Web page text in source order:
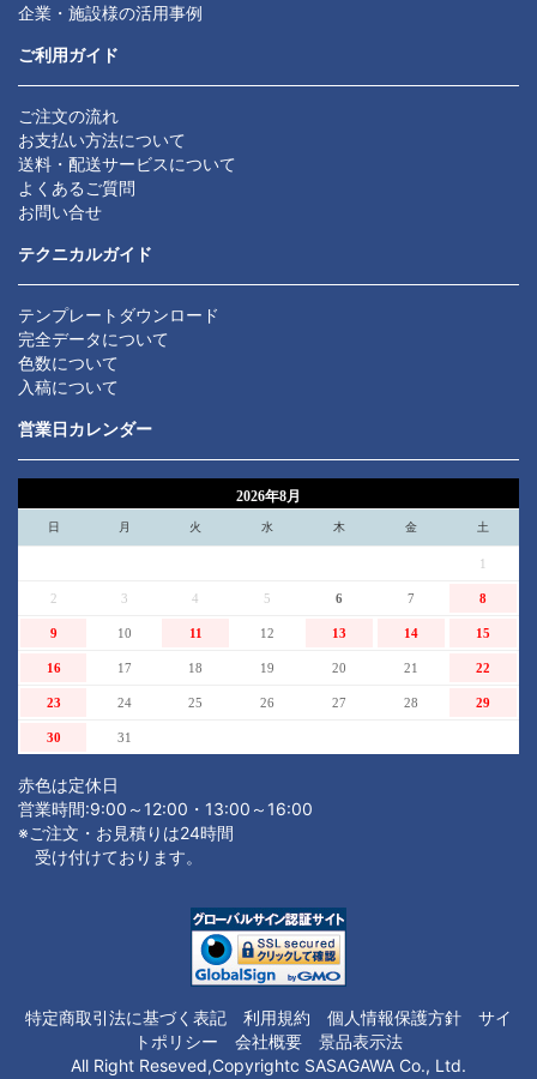
企業・施設様の活用事例
ご利用ガイド
ご注文の流れ
お支払い方法について
送料・配送サービスについて
よくあるご質問
お問い合せ
テクニカルガイド
テンプレートダウンロード
完全データについて
色数について
入稿について
営業日カレンダー
2026年8月
日 月 火 水 木 金 土
1
2 3 4 5 6 7 8
9 10 11 12 13 14 15
16 17 18 19 20 21 22
23 24 25 26 27 28 29
30 31
赤色は定休日
営業時間:9:00～12:00・13:00～16:00
※ご注文・お見積りは24時間
受け付けております。
特定商取引法に基づく表記 利用規約 個人情報保護方針
サイ
トポリシー
会社概要
景品表示法
All Right Reseved,Copyrightc SASAGAWA Co., Ltd.